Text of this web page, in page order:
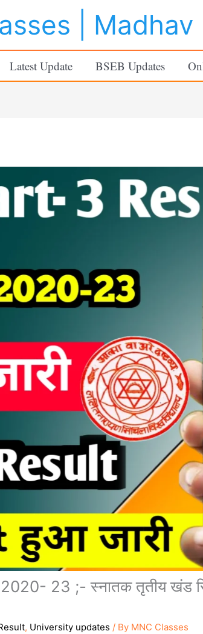
| Madhav
Latest Update BSEB Updates
23 ;- स्नातक तृतीय खंड
, University updates / By MNC Classes